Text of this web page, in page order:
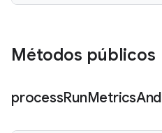
Métodos públicos
processRunMetricsAnd